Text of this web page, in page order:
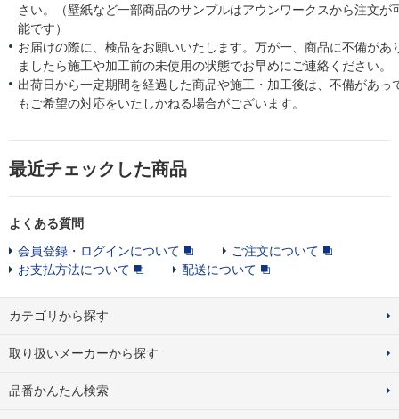
さい。（壁紙など一部商品のサンプルはアウンワークスから注文が
能です）
お届けの際に、検品をお願いいたします。万が一、商品に不備があ
ましたら施工や加工前の未使用の状態でお早めにご連絡ください。
出荷日から一定期間を経過した商品や施工・加工後は、不備があっ
もご希望の対応をいたしかねる場合がございます。
最近チェックした商品
よくある質問
会員登録・ログインについて
ご注文について
お支払方法について
配送について
カテゴリから探す
取り扱いメーカーから探す
品番かんたん検索